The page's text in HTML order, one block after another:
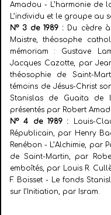
Amadou - L’harmonie de
L’individu et le groupe au
N° 3 de 1989 : Du cèdre
Maistre, théosophe
mémoriam : Gustave
Jacques Cazotte, par
théosophie de Saint-
témoins de Jésus-Christ
Stanislas de Guaita de
présentés par Robert
N° 4 de 1989 :
Louis-
Républicain, par Henry
Renébon - L’Alchimie, par
de Saint-Martin, par
emboîtés, par Louis R.
F. Boisset - Le fonds
sur l’Initiation, par Isram.